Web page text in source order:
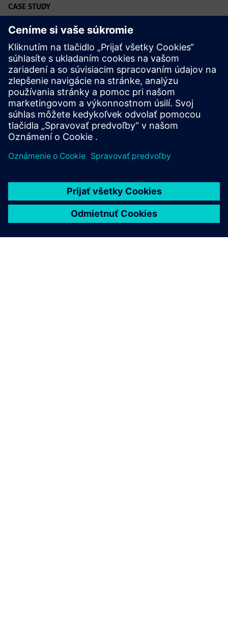
CASE STUDY
Bicycle helmet innovator reduces
product development cycle by six
months with NX
Spoločnosť: MET
Priemysel: Consumer products & retail
Poloha: Talamona, Sondrio, Italy
Softvér Siemens: NX